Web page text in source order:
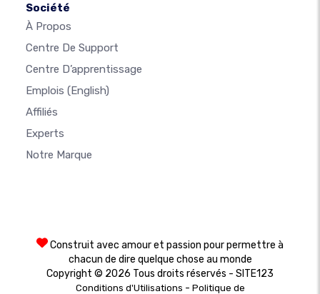
Société
À Propos
Centre De Support
Centre D’apprentissage
Emplois (English)
Affiliés
Experts
Notre Marque
Construit avec amour et passion pour permettre à
chacun de dire quelque chose au monde
Copyright © 2026 Tous droits réservés - SITE123
Conditions d'Utilisations - Politique de